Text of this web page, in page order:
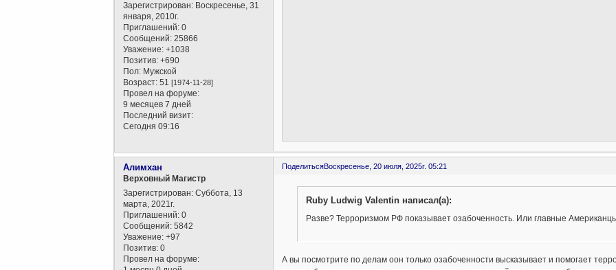
Зарегистрирован: Воскресенье, 31
января, 2010г.
Приглашений: 0
Сообщений: 25866
Уважение: +1038
Позитив: +690
Пол: Мужской
Возраст: 51[1974-11-28]
Провел на форуме:
9 месяцев 7 дней
Последний визит:
Сегодня 09:16
ПоделитьсяВоскресенье, 20 июля, 2025г. 05:21
Алимхан
Верховный Магистр
Зарегистрирован: Суббота, 13
марта, 2021г.
Приглашений: 0
Сообщений: 5842
Уважение: +97
Позитив: 0
Провел на форуме:
Ruby Ludwig Valentin написал(а):
Разве? Терроризмом РФ показывает озабоченность. Или главные
А вы посмотрите по делам оон только озабоченности высказывает и помогает